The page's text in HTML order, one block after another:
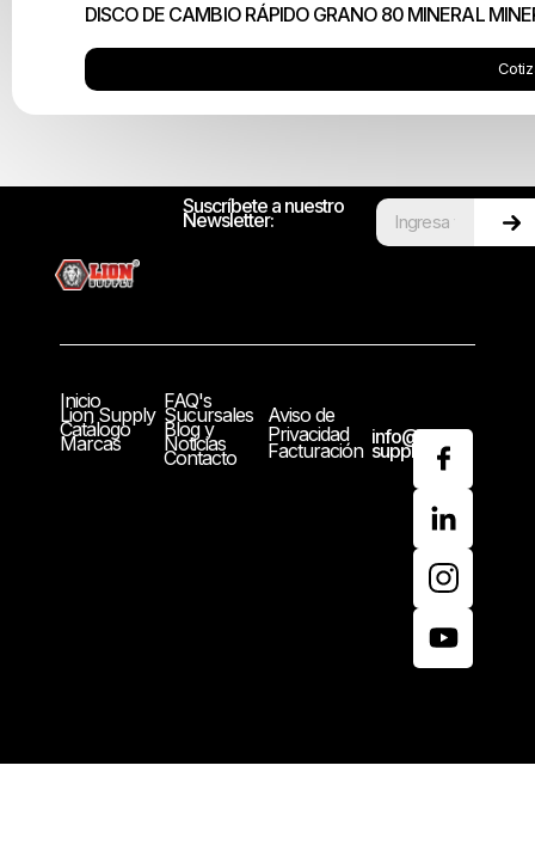
DISCO DE CAMBIO RÁPIDO GRANO 80 MINERAL
Suscríbete a nuestro
Newsletter:
Inicio
Lion Supply
Catálogo
Marcas
FAQ's
Sucursales
Blog y
Noticias
Contacto
Aviso de
Privacidad
Facturación
info@lion-
supply.com